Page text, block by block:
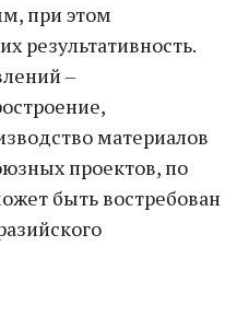
при этом
результативность.
–
материалов
проектов, по
быть востребован